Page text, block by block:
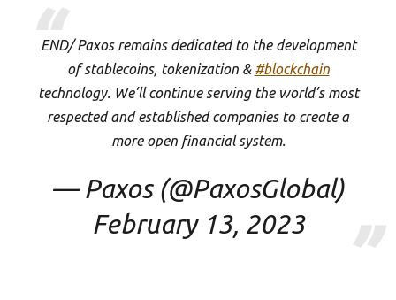
END/ Paxos remains dedicated to the development
of stablecoins, tokenization & #blockchain
technology. We’ll continue serving the world’s most
respected and established companies to create a
more open financial system.
— Paxos (@PaxosGlobal)
February 13, 2023